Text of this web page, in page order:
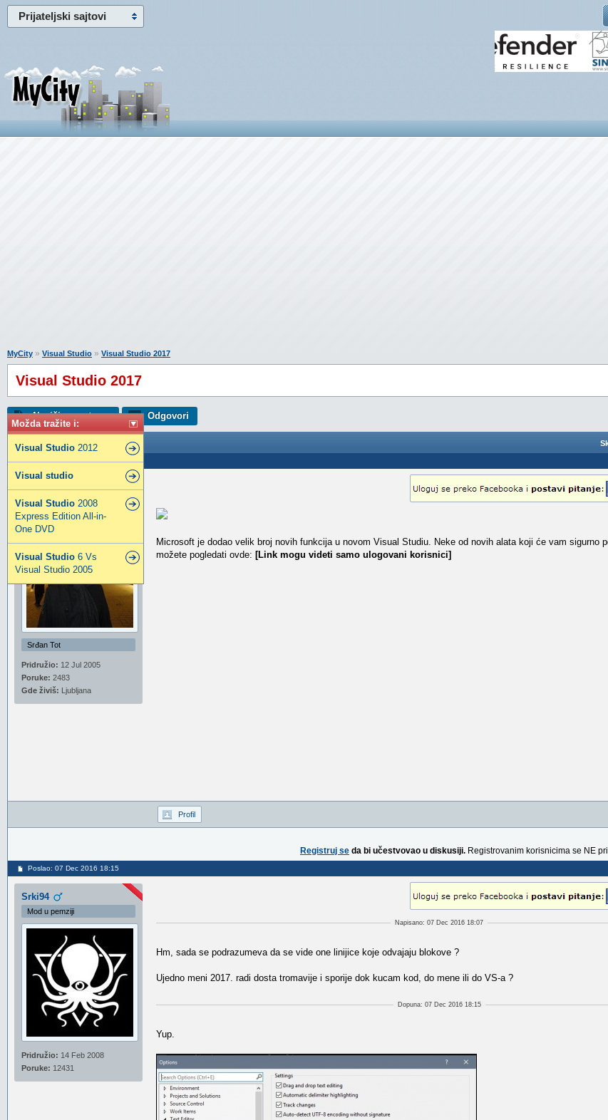
Prijateljski sajtovi
Možda tražite i:
Visual Studio 2012
Visual studio
Visual Studio 2008
Express Edition All-in-
One DVD
Visual Studio 6 Vs
Visual Studio 2005
MyCity » Visual Studio » Visual Studio 2017
Visual Studio 2017
Napiši novu temu Odgovori
Visual Studio 2017
Poslao: 07 Dec 2016 10:23
Srki_82
Moderator foruma
Srđan Tot
Pridružio: 12 Jul 2005
Poruke: 2483
Gde živiš: Ljubljana
Microsoft je dodao velik broj novih funkcija u novom Visual Studiu. Neke od novih alata koji će vam sigurno
možete pogledati ovde: [Link mogu videti samo ulogovani korisnici]
Profil
Registruj se da bi učestvovao u diskusiji. Registrovanim korisnicima se NE
Poslao: 07 Dec 2016 18:15
Srki94
Mod u pemziji
Pridružio: 14 Feb 2008
Poruke: 12431
Napisano: 07 Dec 2016 18:07
Hm, sada se podrazumeva da se vide one linijice koje odvajaju blokove ?
Ujedno meni 2017. radi dosta tromavije i sporije dok kucam kod, do mene ili do VS-a ?
Dopuna: 07 Dec 2016 18:15
Yup.